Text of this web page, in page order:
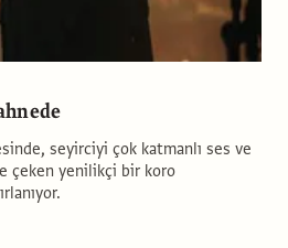
seyirciyi çok katmanlı ses ve
çeken yenilikçi bir koro